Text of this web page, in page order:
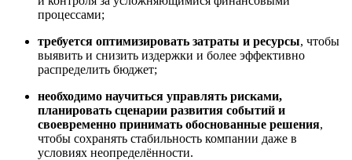
процессами;
требуется оптимизировать затраты и ресурсы, чтобы
выявить и снизить издержки и более эффективно
распределить бюджет;
необходимо научиться управлять рисками,
планировать сценарии развития событий и
своевременно принимать обоснованные решения,
чтобы сохранять стабильность компании даже в
условиях неопределённости.